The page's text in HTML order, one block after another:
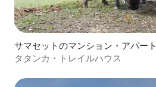
サマセットのマンション・アパート
タタンカ・トレイルハウス